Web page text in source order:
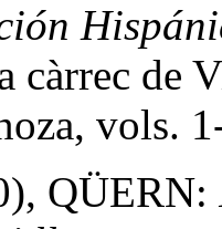
càrrec de
vols.
QÜERN: